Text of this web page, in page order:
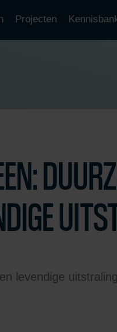
Projecten
levendige